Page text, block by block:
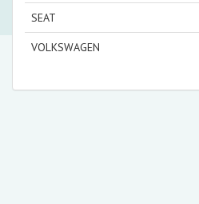
SEAT
VOLKSWAGEN